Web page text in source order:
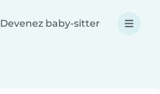
Devenez baby-sitter